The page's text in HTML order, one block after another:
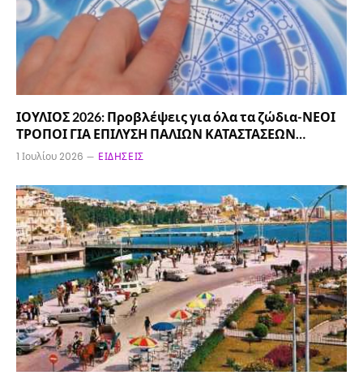
ΙΟΥΛΙΟΣ 2026: Προβλέψεις για όλα τα ζώδια-ΝΕΟΙ
ΤΡΟΠΟΙ ΓΙΑ ΕΠΙΛΥΣΗ ΠΑΛΙΩΝ ΚΑΤΑΣΤΑΣΕΩΝ…
1 Ιουλίου 2026 ΕΙΔΉΣΕΙΣ